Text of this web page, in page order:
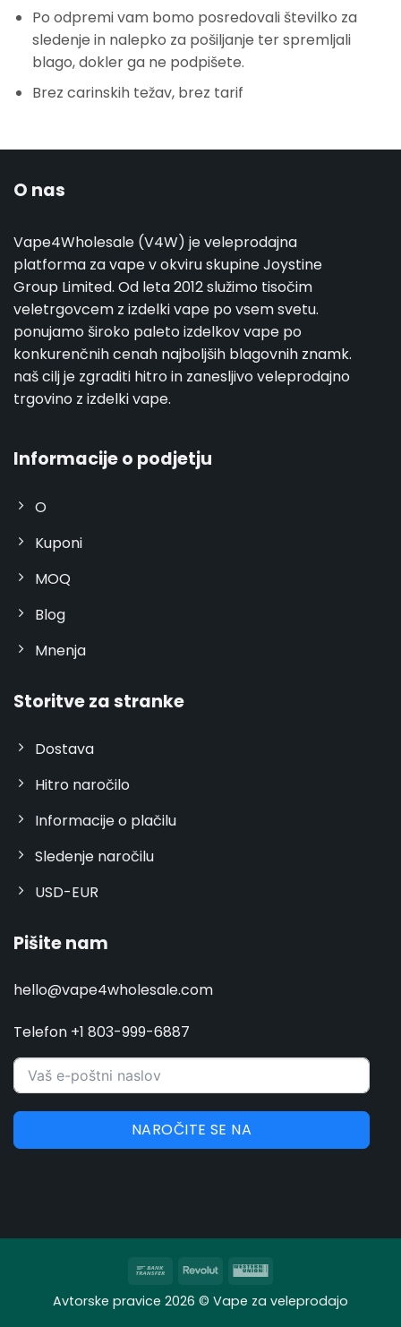
Po odpremi vam bomo posredovali številko za
sledenje in nalepko za pošiljanje ter spremljali
blago, dokler ga ne podpišete.
Brez carinskih težav, brez tarif
O nas
Vape4Wholesale (V4W) je veleprodajna
platforma za vape v okviru skupine Joystine
Group Limited. Od leta 2012 služimo tisočim
veletrgovcem z izdelki vape po vsem svetu.
ponujamo široko paleto izdelkov vape po
konkurenčnih cenah najboljših blagovnih znamk.
naš cilj je zgraditi hitro in zanesljivo veleprodajno
trgovino z izdelki vape.
Informacije o podjetju
O
Kuponi
MOQ
Blog
Mnenja
Storitve za stranke
Dostava
Hitro naročilo
Informacije o plačilu
Sledenje naročilu
USD-EUR
Pišite nam
hello@vape4wholesale.com
Telefon +1 803-999-6887
NAROČITE SE NA
BančnoRevolutWestern
Avtorske pravice 2026 © Vape za veleprodajo